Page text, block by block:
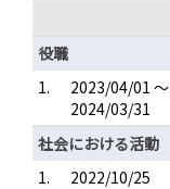
役職
1.
2023/04/01 ～
2024/03/31
社会における活動
1.
2022/10/25